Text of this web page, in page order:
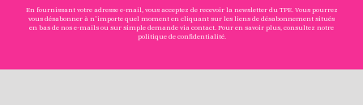
En fournissant votre adresse e-mail, vous acceptez de recevoir la newsletter du TPE. Vous pourrez
vous désabonner à n'importe quel moment en cliquant sur les liens de désabonnement situés
en bas de nos e-mails ou sur simple demande via contact. Pour en savoir plus, consultez notre
politique de confidentialité.